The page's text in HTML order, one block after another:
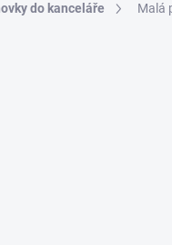
do kanceláře Malá